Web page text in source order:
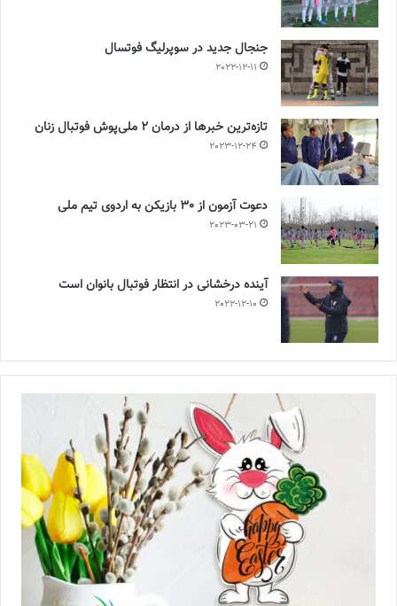
جنجال جدید در سوپرلیگ فوتسال
2022-12-11
تازه‌ترین خبرها از درمان ۲ ملی‌پوش فوتبال زنان
2023-12-24
دعوت آزمون از 30 بازیکن به اردوی تیم ملی
2023-03-21
آینده درخشانی در انتظار فوتبال بانوان است
2022-12-10